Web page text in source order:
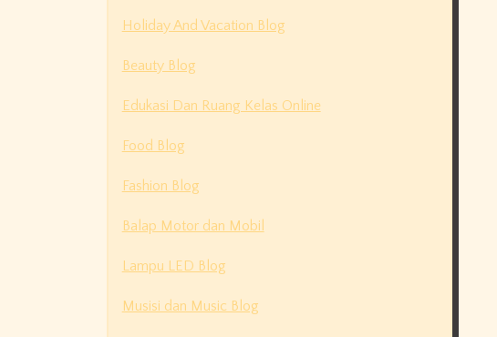
Holiday And Vacation Blog
Beauty Blog
Edukasi Dan Ruang Kelas Online
Food Blog
Fashion Blog
Balap Motor dan Mobil
Lampu LED Blog
Musisi dan Music Blog